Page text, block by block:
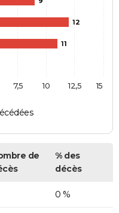
12
11
7,5 10 12,5 15
de
% des
décès
0 %